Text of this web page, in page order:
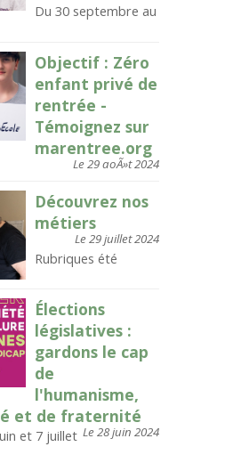
Du 30 septembre au
Objectif : Zéro
enfant privé de
rentrée -
Témoignez sur
marentree.org
Le 29 aoÃ»t 2024
Découvrez nos
métiers
Le 29 juillet 2024
Rubriques été
Élections
législatives :
gardons le cap
de
l'humanisme,
et de fraternité
Le 28 juin 2024
et 7 juillet